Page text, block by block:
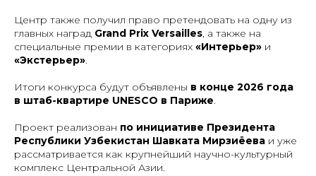
Центр также получил право претендовать на одну из
главных наград Grand Prix Versailles, а также на
специальные премии в категориях «Интерьер» и
«Экстерьер».
Итоги конкурса будут объявлены в конце 2026 года
в штаб-квартире UNESCO в Париже.
Проект реализован по инициативе Президента
Республики Узбекистан Шавката Мирзиёева и уже
рассматривается как крупнейший научно-культурный
комплекс Центральной Азии.